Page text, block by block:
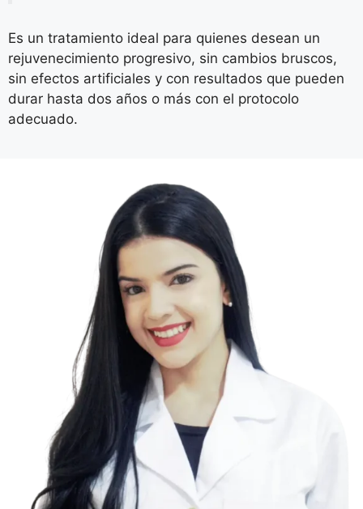
Es un tratamiento ideal para quienes desean un
rejuvenecimiento progresivo, sin cambios bruscos,
sin efectos artificiales y con resultados que pueden
durar hasta dos años o más con el protocolo
adecuado.